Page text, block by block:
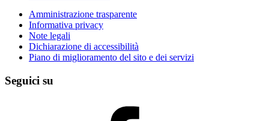
Amministrazione trasparente
Informativa privacy
Note legali
Dichiarazione di accessibilità
Piano di miglioramento del sito e dei servizi
Seguici su